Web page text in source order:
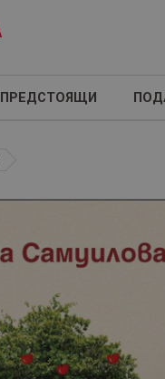
ПРЕДСТОЯЩИ